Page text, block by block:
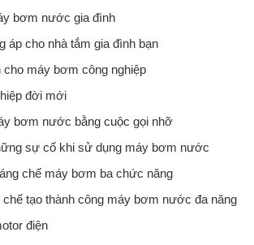
bơm nước gia đình
áp cho nhà tắm gia đình bạn
cho máy bơm công nghiệp
đời mới
bơm nước bằng cuộc gọi nhỡ
sự cố khi sử dụng máy bơm nước
chế máy bơm ba chức năng
chế tạo thành công máy bơm nước đa năng
điện